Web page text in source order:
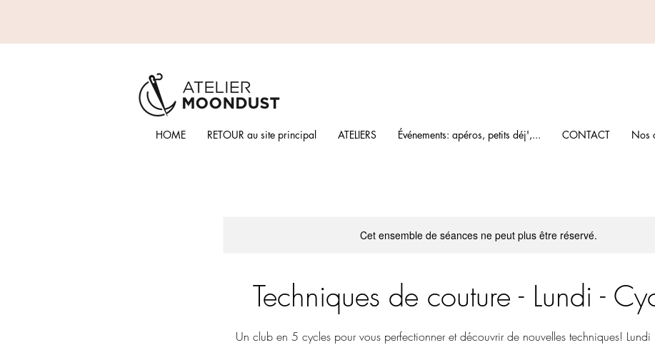
HOME RETOUR au site principal ATELIERS Événements: apéros, petits déj',... CONTACT Nos
Cet ensemble de séances ne peut plus être réservé.
Techniques de couture - Lundi -
Un club en 5 cycles pour vous perfectionner et découvrir de nouvelles techniques!